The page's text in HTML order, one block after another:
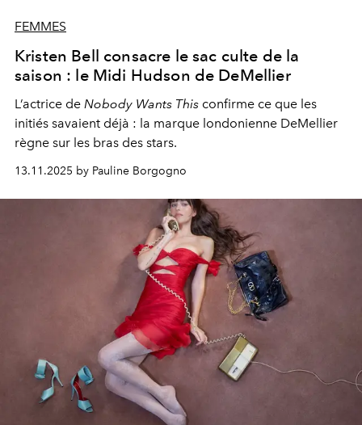
FEMMES
Kristen Bell consacre le sac culte de la
saison : le Midi Hudson de DeMellier
L’actrice de Nobody Wants This confirme ce que les
initiés savaient déjà : la marque londonienne DeMellier
règne sur les bras des stars.
13.11.2025 by Pauline Borgogno